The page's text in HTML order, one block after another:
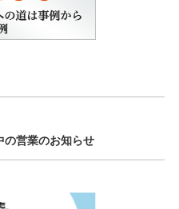
営業のお知らせ